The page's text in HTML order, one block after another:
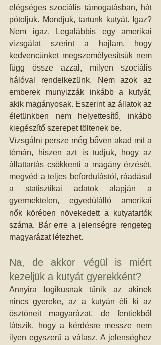
elégséges szociális támogatásban, hát
pótoljuk. Mondjuk, tartunk kutyát. Igaz?
Nem igaz. Legalábbis egy amerikai
vizsgálat szerint a hajlam, hogy
kedvencünket megszemélyesítsük nem
függ össze azzal, milyen szociális
hálóval rendelkezünk. Nem azok az
emberek munyizzák inkább a kutyát,
akik magányosak. Eszerint az állatok az
életünkben nem helyettesítő, inkább
kiegészítő szerepet töltenek be.
Vizsgálni persze még bőven akad mit a
témán, hiszen azt is tudjuk, hogy az
állattartás csökkenti a magány érzését,
megvéd a teljes befordulástól, ráadásul
a statisztikai adatok alapján a
gyermektelen, egyedülálló amerikai
nők körében növekedett a kutyatartók
száma. Bár erre a jelenségre rengeteg
magyarázat létezhet.
Na, de akkor végül is miért
kezeljük a kutyát gyerekként?
Annyira logikusnak tűnik az akinek
nincs gyereke, az a kutyán éli ki az
ösztöneit magyarázat, de fentiekből
látszik, hogy a kérdésre messze nem
ilyen egyszerű a válasz. A jelenséghez